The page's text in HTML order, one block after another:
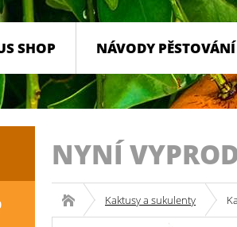
SHOP NÁVODY PĚSTOVÁNÍ
NYNÍ
Kaktusy a sukulenty